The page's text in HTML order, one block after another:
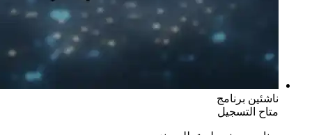
ناشئين برنامج
متاح التسجيل